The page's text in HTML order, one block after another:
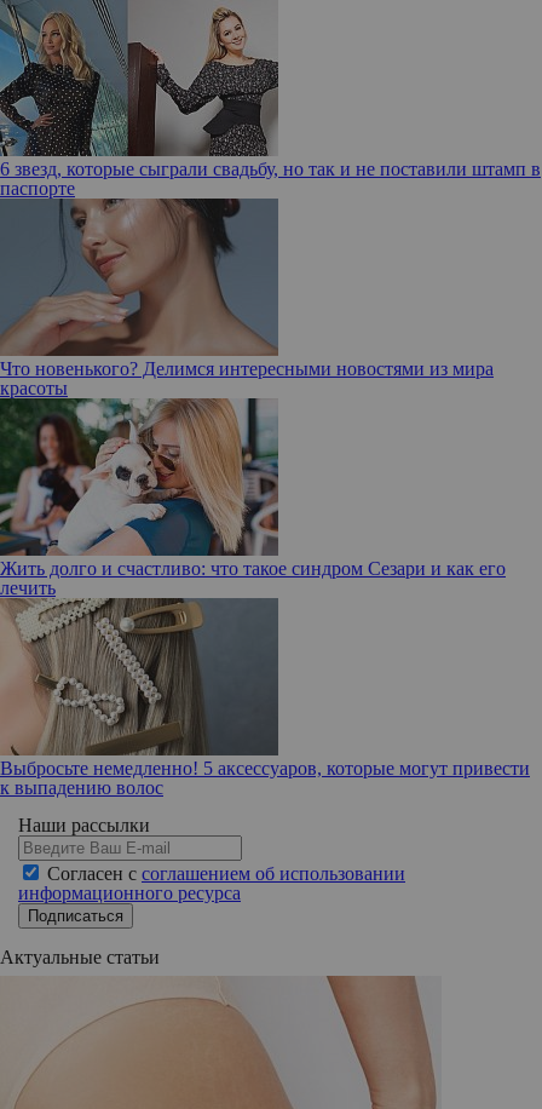
6 звезд, которые сыграли свадьбу, но так и не поставили штамп в
паспорте
Что новенького? Делимся интересными новостями из мира
красоты
Жить долго и счастливо: что такое синдром Сезари и как его
лечить
Выбросьте немедленно! 5 аксессуаров, которые могут привести
к выпадению волос
Наши рассылки
Согласен с соглашением об использовании
информационного ресурса
Подписаться
Актуальные статьи